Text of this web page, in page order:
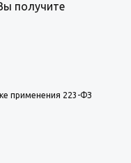
получите
применения 223-ФЗ